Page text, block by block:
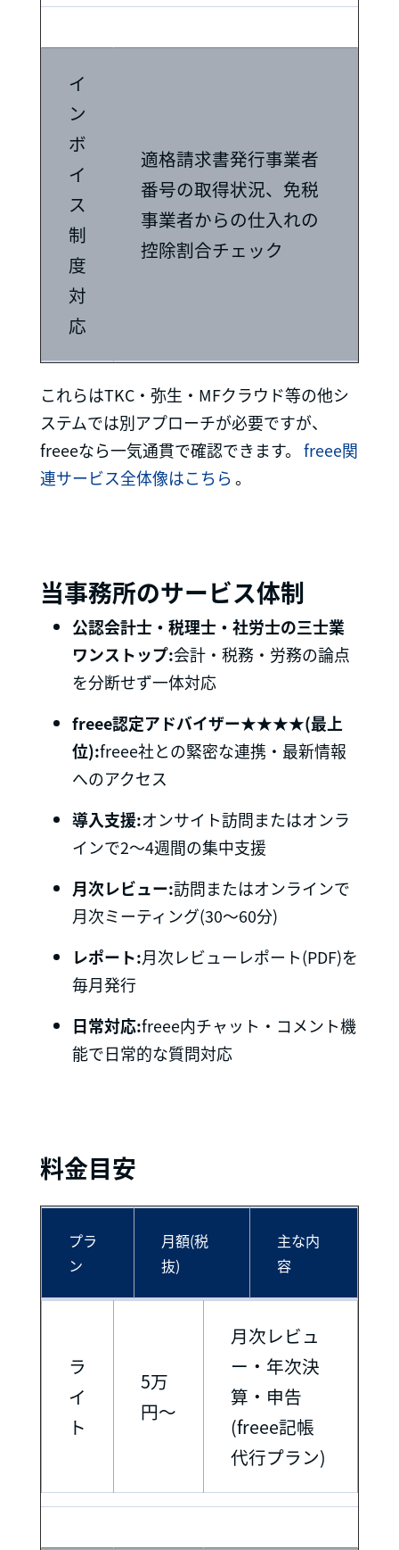
イ
ン
ボ
イ
ス
制
度
対
応
適格請求書発行事業者
番号の取得状況、免税
事業者からの仕入れの
控除割合チェック
これらはTKC・弥生・MFクラウド等の他シ
ステムでは別アプローチが必要ですが、
freeeなら一気通貫で確認できます。 freee関
連サービス全体像はこちら。
当事務所のサービス体制
公認会計士・税理士・社労士の三士業
ワンストップ:会計・税務・労務の論点
を分断せず一体対応
freee認定アドバイザー★★★★(最上
位):freee社との緊密な連携・最新情報
へのアクセス
導入支援:オンサイト訪問またはオンラ
インで2〜4週間の集中支援
月次レビュー:訪問またはオンラインで
月次ミーティング(30〜60分)
レポート:月次レビューレポート(PDF)を
毎月発行
日常対応:freee内チャット・コメント機
能で日常的な質問対応
料金目安
プラ
ン
月額(税
抜)
主な内
容
ラ
イ
ト
5万
円〜
月次レビュ
ー・年次決
算・申告
(freee記帳
代行プラン)